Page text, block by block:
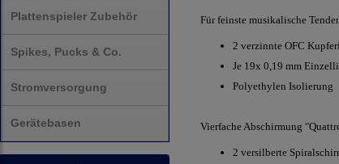
Plattenspieler Zubehör
Spikes, Pucks & Co.
Stromversorgung
Gerätebasen
Für feinste musikalische
2 verzinnte OFC
Je 19x 0,19 mm
Polyethylen Isolierung
Vierfache Abschirmung
2 versilberte